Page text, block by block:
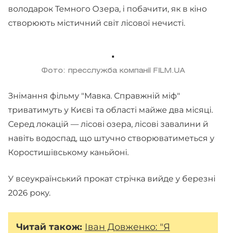
володарок Темного Озера, і побачити, як в кіно
створюють містичний світ лісової нечисті.
Фото: пресслужба компанії FILM.UA
Знімання фільму "Мавка. Справжній міф"
триватимуть у Києві та області майже два місяці.
Серед локацій — лісові озера, лісові завалини й
навіть водоспад, що штучно створюватиметься у
Коростишівському каньйоні.
У всеукраїнський прокат стрічка вийде у березні
2026 року.
Читай також: Іван Довженко: "Я